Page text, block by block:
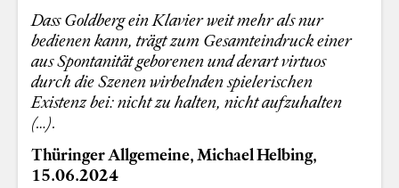
Dass Goldberg ein Klavier weit mehr als nur
bedienen kann, trägt zum Gesamteindruck einer
aus Spontanität geborenen und derart virtuos
durch die Szenen wirbelnden spielerischen
Existenz bei: nicht zu halten, nicht aufzuhalten
(…).
Thüringer Allgemeine, Michael Helbing,
15.06.2024